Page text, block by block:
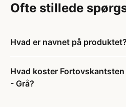
Ofte stillede
Hvad er navnet på produktet?
Hvad koster
- Grå?